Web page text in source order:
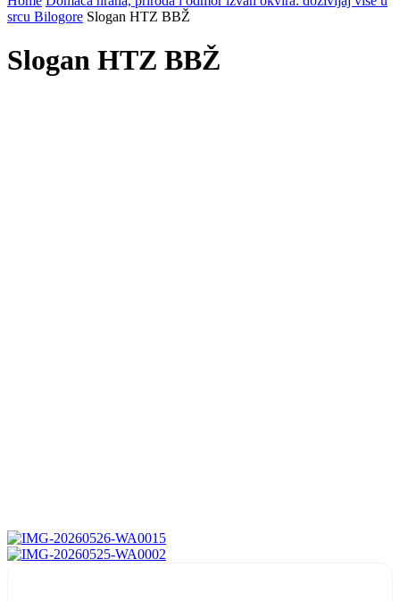
srcu Bilogore Slogan HTZ BBŽ
Slogan HTZ BBŽ